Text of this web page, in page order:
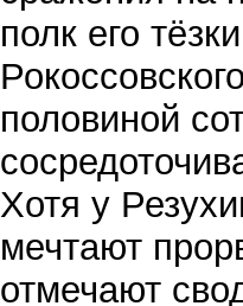
полк его
половиной
Хотя у
мечтают
отмечают